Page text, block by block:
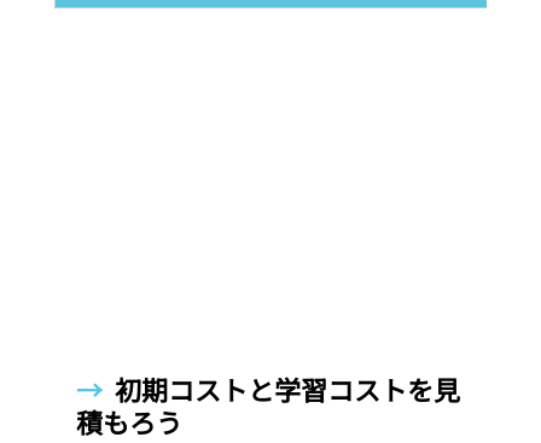
→ 初期コストと学習コストを見
積もろう